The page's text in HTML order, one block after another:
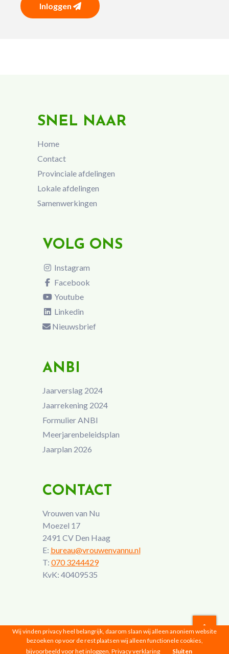
Inloggen
SNEL NAAR
Home
Contact
Provinciale afdelingen
Lokale afdelingen
Samenwerkingen
VOLG ONS
Instagram
Facebook
Youtube
Linkedin
Nieuwsbrief
ANBI
Jaarverslag 2024
Jaarrekening 2024
Formulier ANBI
Meerjarenbeleidsplan
Jaarplan 2026
CONTACT
Vrouwen van Nu
Moezel 17
2491 CV Den Haag
E: bureau@vrouwenvannu.nl
T: 070 3244429
KvK: 40409535
Vrouwen van Nu © 2026 |Privacyverklaring
Wij vinden privacy heel belangrijk, daarom slaan wij alleen anoniem website
bezoeken op voor de rest plaatsen wij alleen functionele cookies,
bijvoorbeeld voor het inloggen. Privacy verklaring Sluiten